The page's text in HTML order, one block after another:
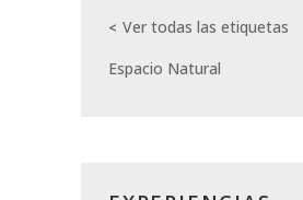
Ver todas las etiquetas
Espacio Natural